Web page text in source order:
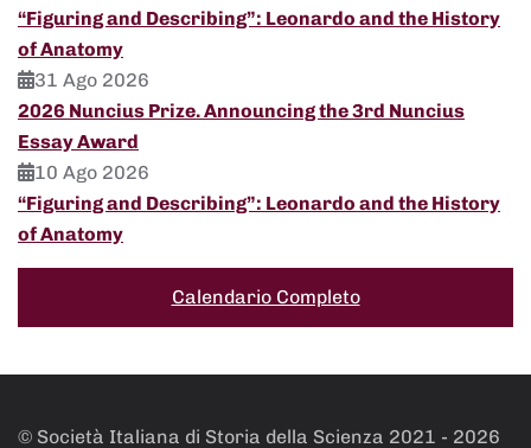
“Figuring and Describing”: Leonardo and the History
of Anatomy
31 Ago 2026
2026 Nuncius Prize. Announcing the 3rd Nuncius
Essay Award
10 Ago 2026
“Figuring and Describing”: Leonardo and the History
of Anatomy
Calendario Completo
© Società Italiana di Storia della Scienza 2021 - 2026